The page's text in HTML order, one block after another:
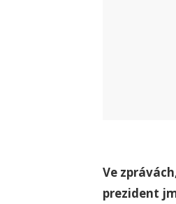
Ve
prezident